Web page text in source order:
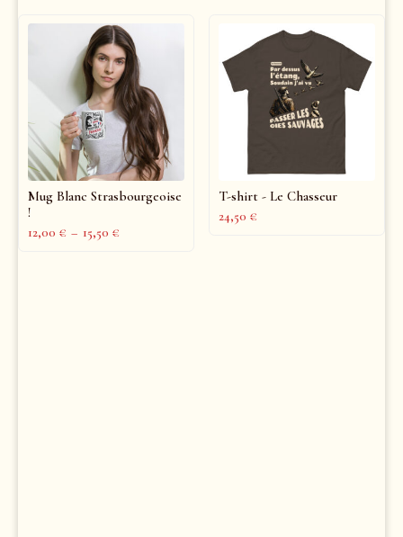
Mug Blanc Strasbourgeoise
!
12,00 € – 15,50 €
T-shirt - Le Chasseur
24,50 €